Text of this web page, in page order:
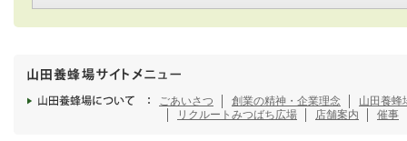
ごあいさつ 創業の精神・企業理念
山田養蜂
リクルート みつばち広場 店舗案内 催事